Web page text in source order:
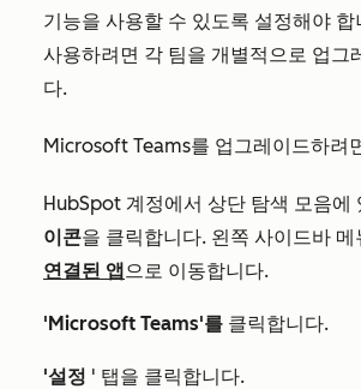
기능을 사용할 수 있도록 설정해야 합
사용하려면 각 팀을 개별적으로 업그
다.
Microsoft Teams를 업그레이드하려
HubSpot 계정에서 상단 탐색 모음에
이콘을 클릭합니다. 왼쪽 사이드바 메
연결된 앱으로 이동합니다.
'Microsoft Teams'를 클릭합니다.
'설정 ' 탭을 클릭합니다.